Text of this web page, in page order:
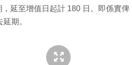
延至增值日起計 180 日。即係實俾
期。